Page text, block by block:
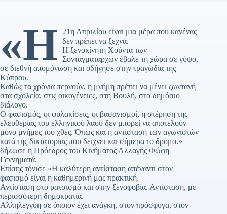
«Η
21η Απριλίου είναι μια μέρα που κανένας
δεν πρέπει να ξεχνά.
Η ξενοκίνητη Χούντα των
Συνταγματαρχών έβαλε τη χώρα σε γύψο,
σε διεθνή απομόνωση και οδήγησε στην τραγωδία της
Κύπρου.
Καθώς τα χρόνια περνούν, η μνήμη πρέπει να μένει ζωντανή
στα σχολεία, στις οικογένειες, στη Βουλή, στο δημόσιο
διάλογο.
Ο φασισμός, οι φυλακίσεις, οι βασανισμοί, η στέρηση της
ελευθερίας του ελληνικού λαού δεν μπορεί να αποτελούν
μόνο μνήμες του χθες. Όπως και η αντίσταση των αγωνιστών
κατά της δικτατορίας που δείχνει και σήμερα το δρόμο.»
δήλωσε η Πρόεδρος του Κινήματος Αλλαγής Φώφη
Γεννηματά.
Επίσης τόνισε «Η καλύτερη αντίσταση απέναντι στον
φασισμό είναι η καθημερινή μας πρακτική.
Αντίσταση στο ρατσισμό και στην ξενοφοβία. Αντίσταση, με
περισσότερη δημοκρατία.
Αλληλεγγύη σε όποιον έχει ανάγκη, στον πρόσφυγα, στον